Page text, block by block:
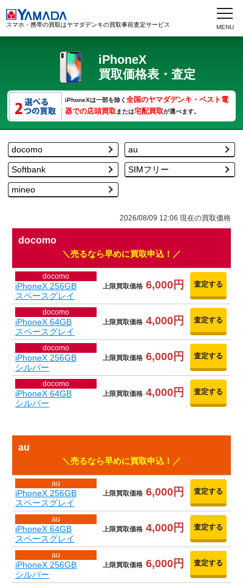
スマホ・携帯の買取はヤマダデンキの買取事前査定サービス
iPhoneX
買取価格表・査定
iPhoneXは一部を除く 全国のヤマダデンキ・ベスト電
器での店頭買取または宅配買取が選べます。
docomo au
Softbank SIMフリー
mineo
2026/08/09 12:06 現在の買取価格
docomo
売るなら早めに買取申込！
docomo
iPhoneX 256GB
スペースグレイ
上限買取価格 6,000円 査定する
docomo
iPhoneX 64GB
スペースグレイ
上限買取価格 4,000円 査定する
docomo
iPhoneX 256GB
シルバー
上限買取価格 6,000円 査定する
docomo
iPhoneX 64GB
シルバー
上限買取価格 4,000円 査定する
au
売るなら早めに買取申込！
au
iPhoneX 256GB
スペースグレイ
上限買取価格 6,000円 査定する
au
iPhoneX 64GB
スペースグレイ
上限買取価格 4,000円 査定する
au
iPhoneX 256GB
シルバー
上限買取価格 6,000円 査定する